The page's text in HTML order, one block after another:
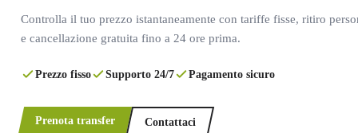
Controlla il tuo prezzo istantaneamente con tariffe fisse, ritiro
e cancellazione gratuita fino a 24 ore prima.
Prezzo fisso Supporto 24/7 Pagamento sicuro
Prenota transfer Contattaci